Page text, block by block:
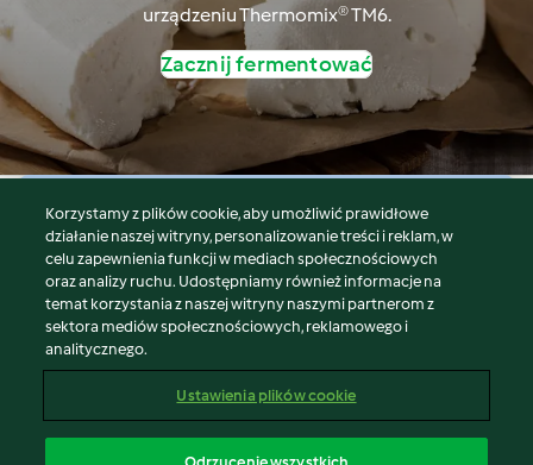
urządzeniu Thermomix® TM6.
Zacznij fermentować
© Copyright 2026
Warunki korzystania
Polityka prywatności
Disclaimer
Znak wydawcy
Zgłoś treść
Korzystamy z plików cookie, aby umożliwić prawidłowe
działanie naszej witryny, personalizowanie treści i reklam, w
celu zapewnienia funkcji w mediach społecznościowych
oraz analizy ruchu. Udostępniamy również informacje na
temat korzystania z naszej witryny naszymi partnerom z
sektora mediów społecznościowych, reklamowego i
analitycznego.
Ustawienia plików cookie